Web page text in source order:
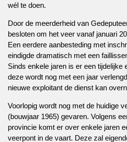
wél te doen.
Door de meerderheid van
besloten om het veer vanaf januari
Een eerdere aanbesteding met
eindigde dramatisch met een
Sinds enkele jaren is er een tijdelijke
deze wordt nog met een jaar
nieuwe exploitant de dienst kan
Voorlopig wordt nog met de huidige
(bouwjaar 1965) gevaren. Volgens
provincie komt er over enkele jaren
veerpont in de vaart. Deze zal